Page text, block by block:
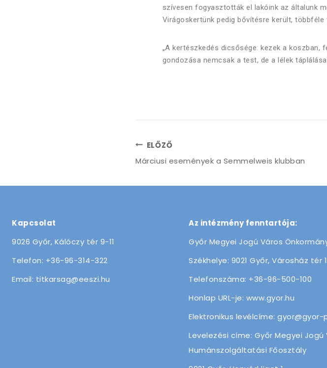
szívesen fogyasztották el lakóink az általunk
Virágoskertünk pedig bővítésre került,
„A kertészkedés dicsősége: kezek a koszban,
gondozása nemcsak a test, de a lélek
ELŐZŐ
Márciusi események a Semmelweis klubban
Kapcsolat
9026 Győr, Kálóczy tér 9-11
Telefon: +36-96-314-322
Email: titkarsag@eeszi.hu
Az intézmény fenntartója:
Győr Megyei Jogú Város
Székhelye: 9021 Győr, Városház tér
Telefonszáma: +36-96-500-100
Honlap URL-je: www.gyor.hu
Elektronikus levélcíme: gyor@gyor-
Levelezési címe: Győr Megyei
Humánszolgáltatási Főosztály